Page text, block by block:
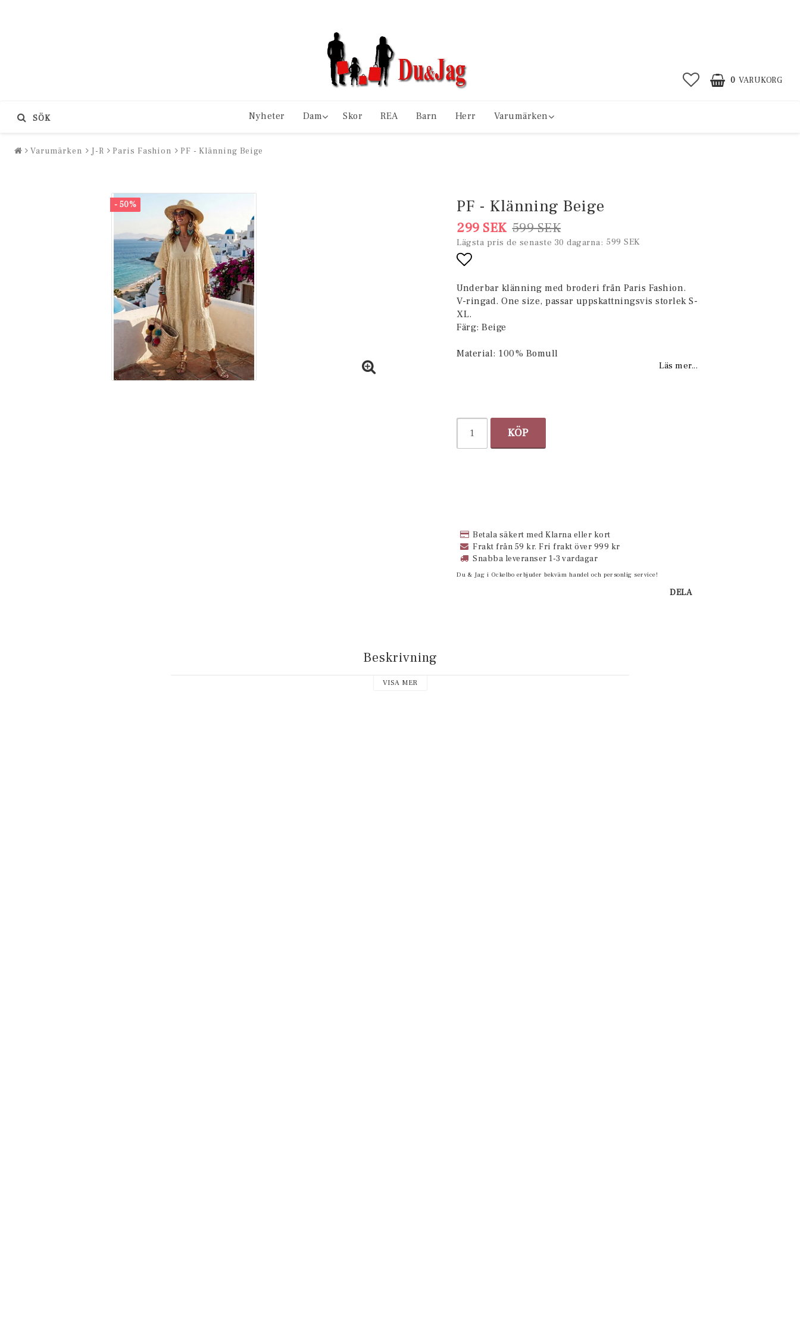
0 VARUKORG
Nyheter Dam Skor REA Barn Herr Varumärken
SÖK
Varumärken J-R Paris Fashion PF - Klänning Beige
- 50% PF - Klänning Beige
599 SEK
299 SEK
Lägsta pris de senaste 30 dagarna 599 SEK
Lägg till i favoritlistan
Underbar klänning med broderi från Paris Fashion.
V-ringad. One size, passar uppskattningsvis storlek S-
XL.
Färg: Beige
Material: 100% Bomull
Läs mer...
KÖP
Betala säkert med Klarna eller kort
Frakt från 59 kr. Fri frakt över 999 kr
Snabba leveranser 1-3 vardagar
Du & Jag i Ockelbo erbjuder bekväm handel och personlig service!
DELA
Beskrivning
VISA MER